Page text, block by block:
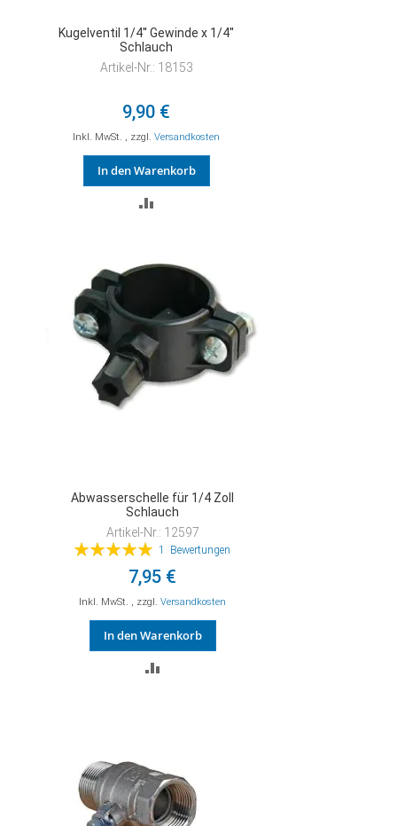
Kugelventil 1/4'' Gewinde x 1/4''
Schlauch
Artikel-Nr.: 18153
9,90 €
Inkl. MwSt. , zzgl. Versandkosten
In den Warenkorb
HINZUFÜGEN
Abwasserschelle für 1/4 Zoll
Schlauch
Artikel-Nr.: 12597
Bewertung:
1 Bewertungen
7,95 €
Inkl. MwSt. , zzgl.Versandkosten
In den Warenkorb